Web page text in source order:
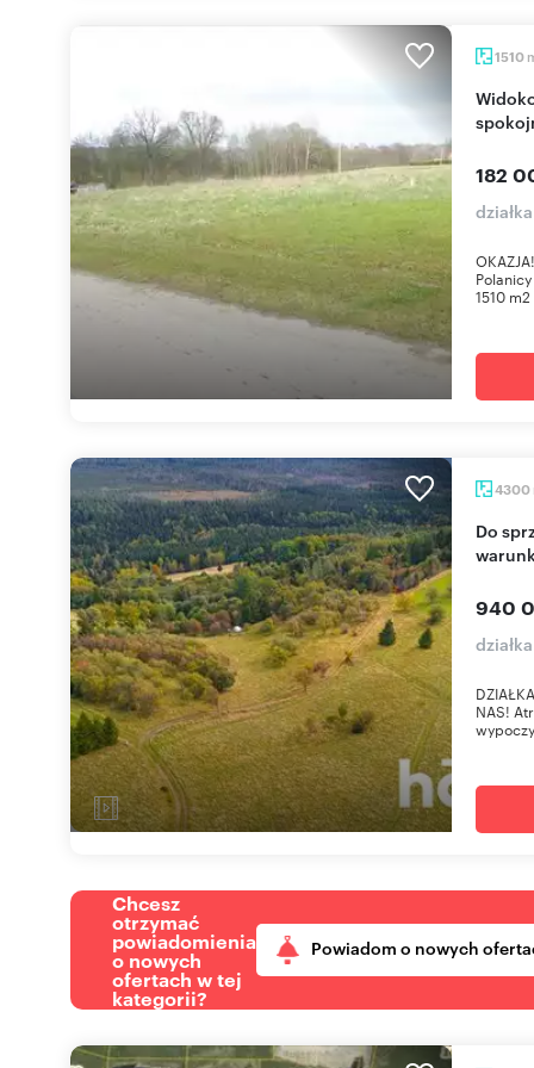
1510
Widokowa działka budowlana 1510 m2 w
182
1510
4300
Do sprzedania działka 4300 m² w Zieleniec z
940
NAS!
Chcesz
otrzymać
powiadomienia
o nowych
ofertach w tej
kategorii?
Powiadom o nowych